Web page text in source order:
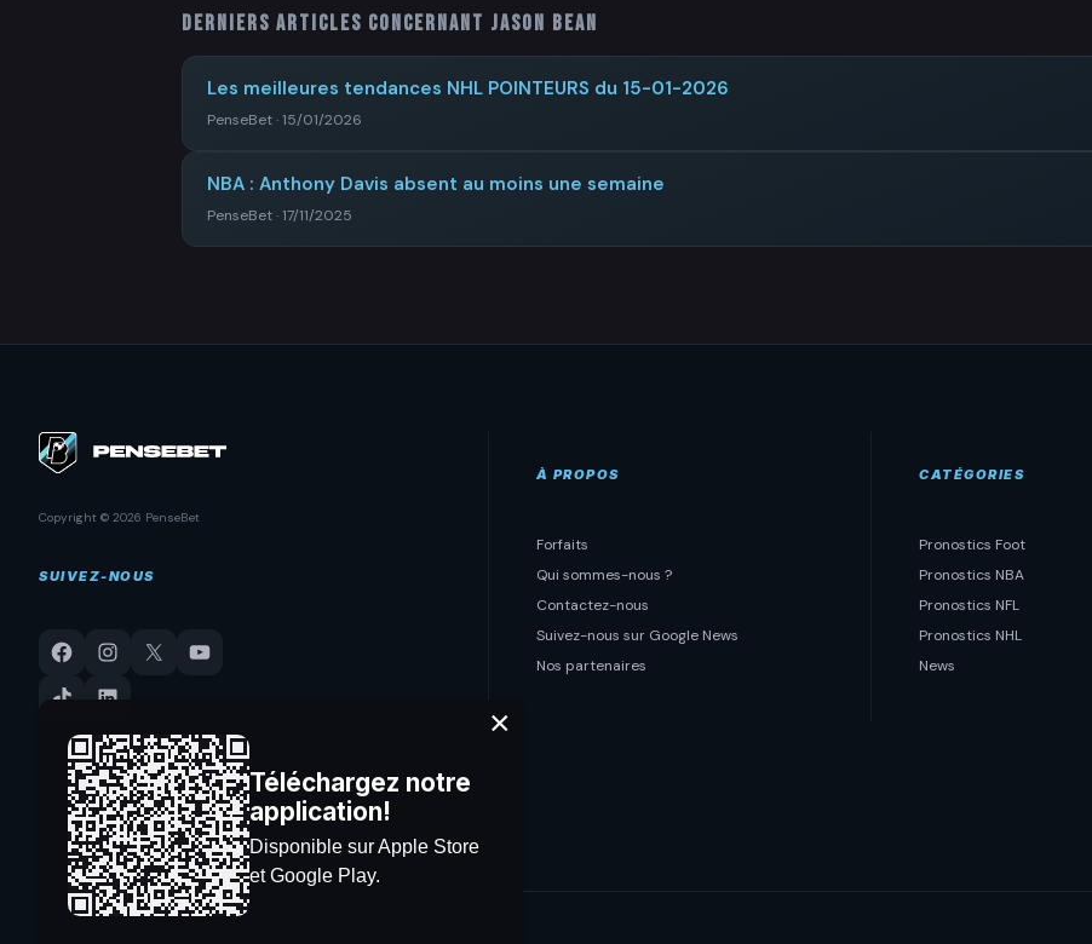
Derniers articles concernant Jason Bean
Les meilleures tendances NHL POINTEURS du 15-01-2026
PenseBet · 15/01/2026
NBA : Anthony Davis absent au moins une semaine
PenseBet · 17/11/2025
Copyright © 2026 PenseBet
SUIVEZ-NOUS
À PROPOS
Forfaits
Qui sommes-nous ?
Contactez-nous
Suivez-nous sur Google News
Nos partenaires
CATÉGORIES
Pronostics Foot
Pronostics NBA
Pronostics NFL
Pronostics NHL
News
Téléchargez notre
application!
Disponible sur Apple Store
et Google Play.
×